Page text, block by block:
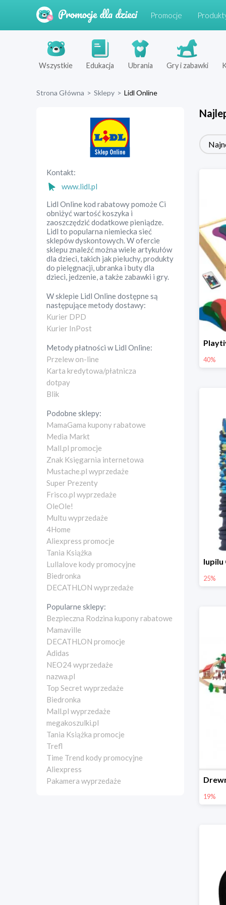
Promocje
Wszystkie Edukacja Ubrania Gry i zabawki
Strona Główna > Sklepy > Lidl Online
Kontakt:
www.lidl.pl
Lidl Online kod rabatowy pomoże Ci
obniżyć wartość koszyka i
zaoszczędzić dodatkowe pieniądze.
Lidl to popularna niemiecka sieć
sklepów dyskontowych. W ofercie
sklepu znaleźć można wiele artykułów
dla dzieci, takich jak pieluchy, produkty
do pielęgnacji, ubranka i buty dla
dzieci, jedzenie, a także zabawki i gry.
W sklepie Lidl Onlinedostępne są
następujące metody dostawy:
Kurier DPD
Kurier InPost
Metody płatności wLidl Online:
Przelew on-line
Karta kredytowa/płatnicza
dotpay
Blik
Podobne sklepy:
MamaGama kupony rabatowe
Media Markt
Mall.pl promocje
Znak Księgarnia internetowa
Mustache.pl wyprzedaże
Super Prezenty
Frisco.pl wyprzedaże
OleOle!
Multu wyprzedaże
4Home
Aliexpress promocje
Tania Książka
Lullalove kody promocyjne
Biedronka
DECATHLON wyprzedaże
Popularne sklepy:
Bezpieczna Rodzina kupony rabatowe
Mamaville
DECATHLON promocje
Adidas
NEO24 wyprzedaże
nazwa.pl
Top Secret wyprzedaże
Biedronka
Mall.pl wyprzedaże
megakoszulki.pl
Tania Książka promocje
Trefl
Time Trend kody promocyjne
Aliexpress
Pakamera wyprzedaże
40%
25%
19%